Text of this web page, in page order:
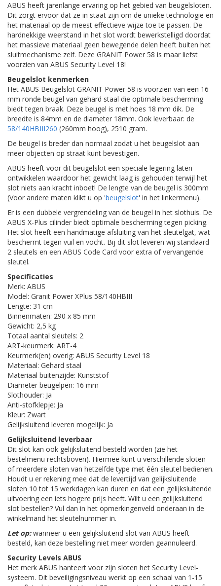
ABUS heeft jarenlange ervaring op het gebied van beugelsloten.
Dit zorgt ervoor dat ze in staat zijn om de unieke technologie en
het materiaal op de meest effectieve wijze toe te passen. De
hardnekkige weerstand in het slot wordt bewerkstelligd doordat
het massieve materiaal geen bewegende delen heeft buiten het
sluitmechanisme zelf. Deze GRANIT Power 58 is maar liefst
voorzien van ABUS Security Level 18!
Beugelslot kenmerken
Het ABUS Beugelslot GRANIT Power 58 is voorzien van een 16
mm ronde beugel van gehard staal die optimale bescherming
biedt tegen braak. Deze beugel is met hoes 18 mm dik. De
breedte is 84mm en de diameter 18mm. Ook leverbaar: de
58/140HBIII260 (260mm hoog), 2510 gram.
De beugel is breder dan normaal zodat u het beugelslot aan
meer objecten op straat kunt bevestigen.
ABUS heeft voor dit beugelslot een speciale legering laten
ontwikkelen waardoor het gewicht laag is gehouden terwijl het
slot niets aan kracht inboet! De lengte van de beugel is 300mm
(Voor andere maten klikt u op 'beugelslot' in het linkermenu).
Er is een dubbele vergrendeling van de beugel in het slothuis. De
ABUS X-Plus cilinder biedt optimale bescherming tegen picking.
Het slot heeft een handmatige afsluiting van het sleutelgat, wat
beschermt tegen vuil en vocht. Bij dit slot leveren wij standaard
2 sleutels en een ABUS Code Card voor extra of vervangende
sleutel.
Specificaties
Merk: ABUS
Model: Granit Power XPlus 58/140HBIII
Lengte: 31 cm
Binnenmaten: 290 x 85 mm
Gewicht: 2,5 kg
Totaal aantal sleutels: 2
ART-keurmerk: ART-4
Keurmerk(en) overig: ABUS Security Level 18
Materiaal: Gehard staal
Materiaal buitenzijde: Kunststof
Diameter beugelpen: 16 mm
Slothouder: Ja
Anti-stofklepje: Ja
Kleur: Zwart
Gelijksluitend leveren mogelijk: Ja
Gelijksluitend leverbaar
Dit slot kan ook gelijksluitend besteld worden (zie het
bestelmenu rechtsboven). Hiermee kunt u verschillende sloten
of meerdere sloten van hetzelfde type met één sleutel bedienen.
Houdt u er rekening mee dat de levertijd van gelijksluitende
sloten 10 tot 15 werkdagen kan duren en dat een gelijksluitende
uitvoering een iets hogere prijs heeft. Wilt u een gelijksluitend
slot bestellen? Vul dan in het opmerkingenveld onderaan in de
winkelmand het sleutelnummer in.
Let op:wanneer u een gelijksluitend slot van ABUS heeft
besteld, kan deze bestelling niet meer worden geannuleerd.
Security Levels ABUS
Het merk ABUS hanteert voor zijn sloten het Security Level-
systeem. Dit beveiligingsniveau werkt op een schaal van 1-15